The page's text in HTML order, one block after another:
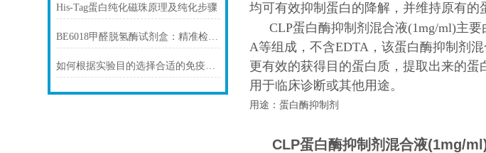
His-Tag蛋白纯化磁珠原理及纯化步骤
BE6018甲醛脱氢酶试剂盒：精准检测赋能多领域，标准化流程破解行业痛点
如何根据实验目的选择合适的免疫染色封闭剂
均可有效抑制蛋白的降解，并维持原有的
CLP蛋白酶抑制剂混合液(1mg/ml)主要
A等组成，不含EDTA，该蛋白酶抑制剂
更有效的获得目的蛋白质，提取出来的蛋
用于临床诊断或其他用途。
用途：蛋白酶抑制剂
CLP蛋白酶抑制剂混合液(1mg/